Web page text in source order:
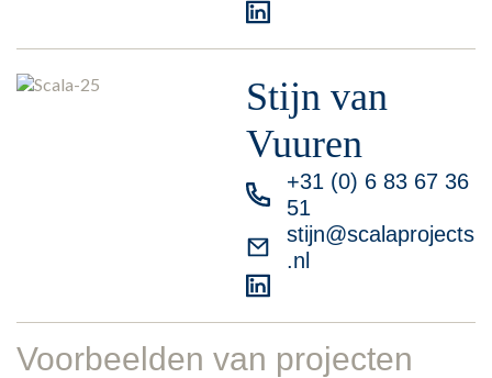
Stijn van
Vuuren
+31 (0) 6 83 67 36
51
stijn@scalaprojects
.nl
Voorbeelden van projecten